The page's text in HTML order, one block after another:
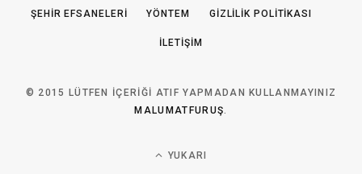
ŞEHIR EFSANELERI YÖNTEM GIZLILIK POLITIKASI
İLETIŞIM
© 2015 LÜTFEN IÇERIĞI ATIF YAPMADAN KULLANMAYINIZ
MALUMATFURUŞ.
YUKARI